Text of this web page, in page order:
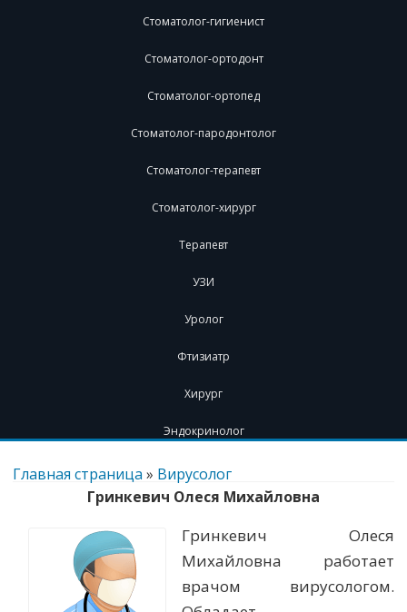
Стоматолог-гигиенист
Стоматолог-ортодонт
Стоматолог-ортопед
Стоматолог-пародонтолог
Стоматолог-терапевт
Стоматолог-хирург
Терапевт
УЗИ
Уролог
Фтизиатр
Хирург
Эндокринолог
Перейти
содержимому
Главная страница » Вирусолог
Гринкевич Олеся Михайловна
Гринкевич Олеся
Михайловна работает
врачом вирусологом.